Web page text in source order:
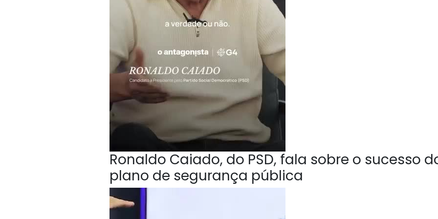
Ronaldo Caiado, do PSD, fala sobre o sucesso
plano de segurança pública